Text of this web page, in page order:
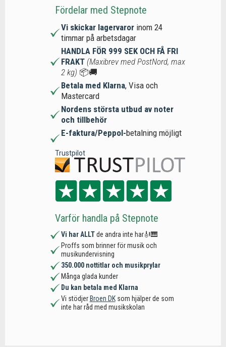
Fördelar med Stepnote
Vi skickar lagervaror inom 24
timmar på arbetsdagar
HANDLA FÖR 999 SEK OCH FÅ FRI
FRAKT (Maxibrev med PostNord, max
2 kg) 📦🚚
Betala med Klarna, Visa och
Mastercard
Nordens största utbud av noter
och tillbehör
E-faktura/Peppol-betalning möjligt
Trustpilot
Varför handla på Stepnote
Vi har ALLTde andra inte har🎻🎹
Proffs som brinner för musik och
musikundervisning
350.000 nottitlar och musikprylar
Många glada kunder
Du kan betala med Klarna
Vi stödjer Broen DKsom hjälper de som
inte har råd med musikskolan